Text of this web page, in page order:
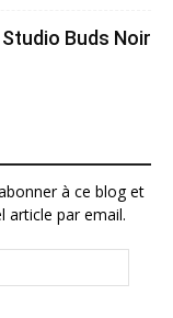
Buds Noir
à ce blog et
article par email.